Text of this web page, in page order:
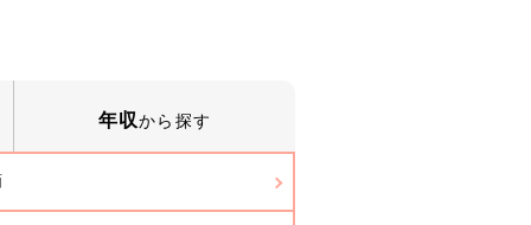
年収から探す